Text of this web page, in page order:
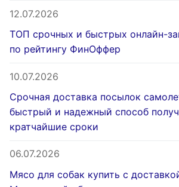
12.07.2026
ТОП срочных и быстрых онлайн-
по рейтингу ФинОффер
10.07.2026
Срочная доставка посылок
быстрый и надежный способ
кратчайшие сроки
06.07.2026
Мясо для собак купить с